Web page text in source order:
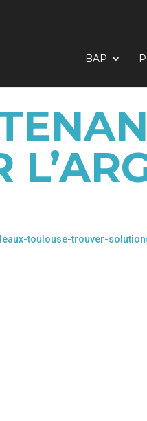
BAP
toulouse-trouver-